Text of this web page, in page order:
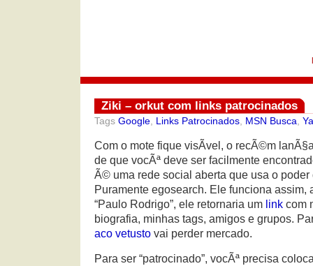
Ziki – orkut com links patrocinados
Tags Google Links Patrocinados MSN Busca
Com o mote fique visÃ­vel, o recÃ©m
de que vocÃª deve ser facilmente
Ã© uma rede social aberta que usa o
Puramente egosearch. Ele funciona assim,
“Paulo Rodrigo”, ele retornaria um link com
biografia, minhas tags, amigos e grupos.
aco vetusto vai perder mercado.
Para ser “patrocinado”, vocÃª precisa